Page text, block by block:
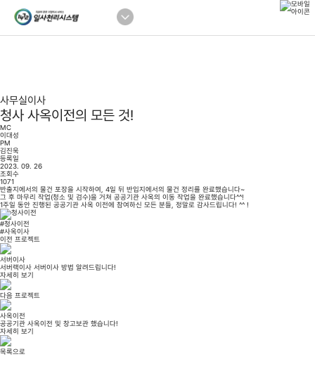
사무실이사
청사 사옥이전의 모든 것!
MC
이대성
PM
김진욱
등록일
2023. 09. 26
조회수
1071
반출지에서의 물건 포장을 시작하여, 4일 뒤 반입지에서의 물건 정리를 완료했습니다~
그 후 마무리 작업(청소 및 검수)을 거쳐 공공기관 사옥의 이동 작업을 완료했습니다^^!
1주일 동안 진행된 공공기관 사옥 이전에 참여하신 모든 분들, 정말로 감사드립니다! ^^ !
#청사이전
#사옥이사
이전 프로젝트
서버이사
서버랙이사 서버이사 방법 알려드립니다!
자세히 보기
다음 프로젝트
사옥이전
공공기관 사옥이전 및 창고보관 했습니다!
자세히 보기
목록으로